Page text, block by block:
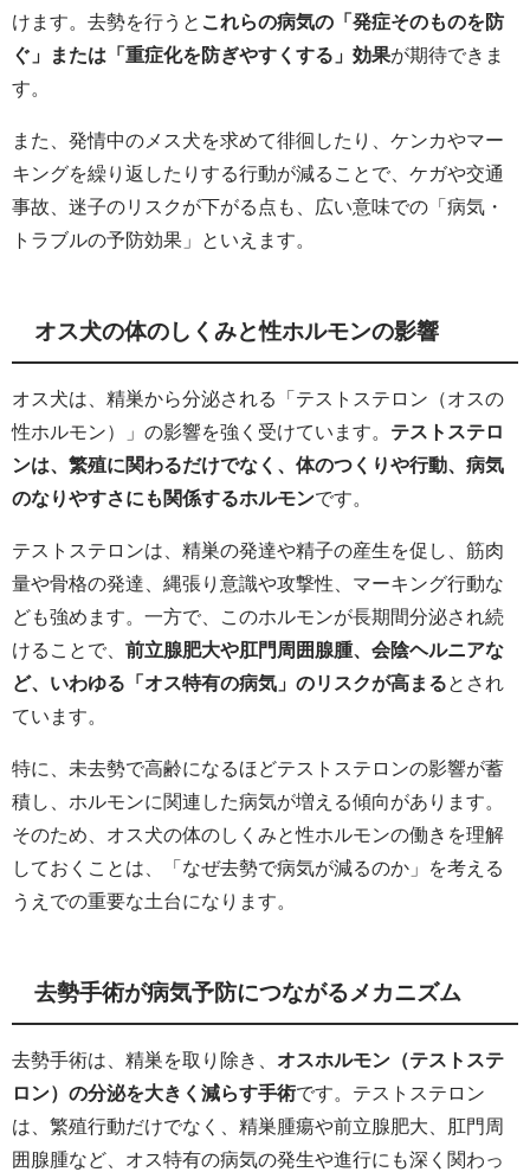
けます。去勢を行うと これらの病気の「発症そのものを防
ぐ」または「重症化を防ぎやすくする」効果が期待できま
す。
また、発情中のメス犬を求めて徘徊したり、ケンカやマー
キングを繰り返したりする行動が減ることで、ケガや交通
事故、迷子のリスクが下がる点も、広い意味での「病気・
トラブルの予防効果」といえます。
オス犬の体のしくみと性ホルモンの影響
オス犬は、精巣から分泌される「テストステロン（オスの
性ホルモン）」の影響を強く受けています。 テストステロ
ンは、繁殖に関わるだけでなく、体のつくりや行動、病気
のなりやすさにも関係するホルモンです。
テストステロンは、精巣の発達や精子の産生を促し、筋肉
量や骨格の発達、縄張り意識や攻撃性、マーキング行動な
ども強めます。一方で、このホルモンが長期間分泌され続
けることで、 前立腺肥大や肛門周囲腺腫、会陰ヘルニアな
ど、いわゆる「オス特有の病気」のリスクが高まる とされ
ています。
特に、未去勢で高齢になるほどテストステロンの影響が蓄
積し、ホルモンに関連した病気が増える傾向があります。
そのため、オス犬の体のしくみと性ホルモンの働きを理解
しておくことは、「なぜ去勢で病気が減るのか」を考える
うえでの重要な土台になります。
去勢手術が病気予防につながるメカニズム
去勢手術は、精巣を取り除き、 オスホルモン（テストステ
ロン）の分泌を大きく減らす手術です。テストステロン
は、繁殖行動だけでなく、精巣腫瘍や前立腺肥大、肛門周
囲腺腫など、オス特有の病気の発生や進行にも深く関わっ